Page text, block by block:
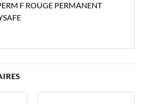
F ROUGE PERMANENT